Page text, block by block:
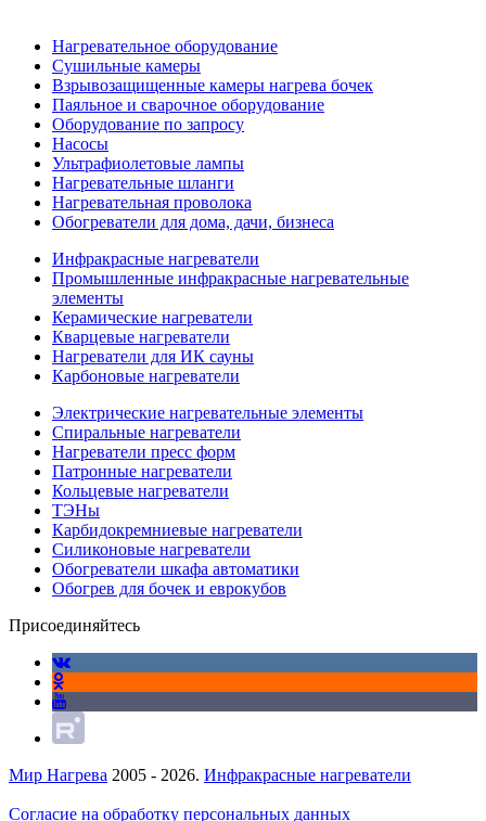
Нагревательное оборудование
Сушильные камеры
Взрывозащищенные камеры нагрева бочек
Паяльное и сварочное оборудование
Оборудование по запросу
Насосы
Ультрафиолетовые лампы
Нагревательные шланги
Нагревательная проволока
Обогреватели для дома, дачи, бизнеса
Инфракрасные нагреватели
Промышленные инфракрасные нагревательные
элементы
Керамические нагреватели
Кварцевые нагреватели
Нагреватели для ИК сауны
Карбоновые нагреватели
Электрические нагревательные элементы
Спиральные нагреватели
Нагреватели пресс форм
Патронные нагреватели
Кольцевые нагреватели
ТЭНы
Карбидокремниевые нагреватели
Силиконовые нагреватели
Обогреватели шкафа автоматики
Обогрев для бочек и еврокубов
Присоединяйтесь
Мир Нагрева 2005 - 2026. Инфракрасные нагреватели
Согласие на обработку персональных данных